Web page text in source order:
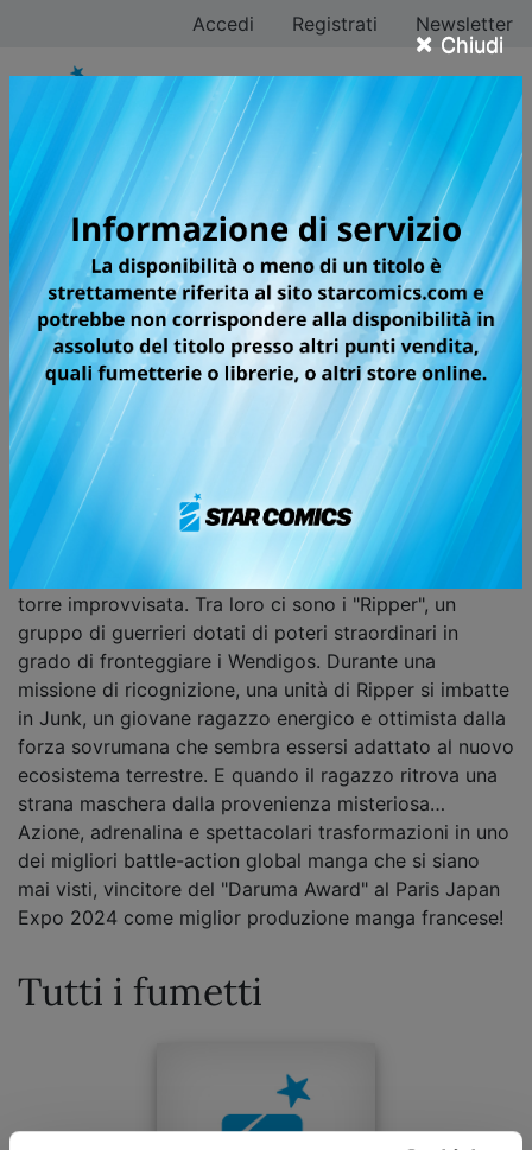
× Chiudi
Accedi Registrati Newsletter
RIPPER
AZIONE, ADRENALINA E
SPETTACOLARI TRASFORMAZIONI
IN UNO DEI MIGLIORI BATTLE-
ACTION GLOBAL MANGA CHE SI
SIANO MAI VISTI.
L'umanità è stata sconfitta! In seguito a un cataclisma
senza precedenti, l'aria sulla Terra è diventata
irrespirabile, e creature ostili e mostruose note come
"Wendigos" si sono diffuse prendendo il controllo del
pianeta, attaccando ogni forma di vita umana e
costringendo i pochi sopravvissuti a rifugiarsi in una
torre improvvisata. Tra loro ci sono i "Ripper", un
gruppo di guerrieri dotati di poteri straordinari in
grado di fronteggiare i Wendigos. Durante una
missione di ricognizione, una unità di Ripper si imbatte
in Junk, un giovane ragazzo energico e ottimista dalla
forza sovrumana che sembra essersi adattato al nuovo
ecosistema terrestre. E quando il ragazzo ritrova una
strana maschera dalla provenienza misteriosa…
Azione, adrenalina e spettacolari trasformazioni in uno
dei migliori battle-action global manga che si siano
mai visti, vincitore del "Daruma Award" al Paris Japan
Expo 2024 come miglior produzione manga francese!
Tutti i fumetti